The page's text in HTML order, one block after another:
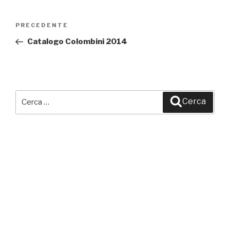
Navigazione
Articolo
precedente:
PRECEDENTE
Catalogo Colombini 2014
Cerca